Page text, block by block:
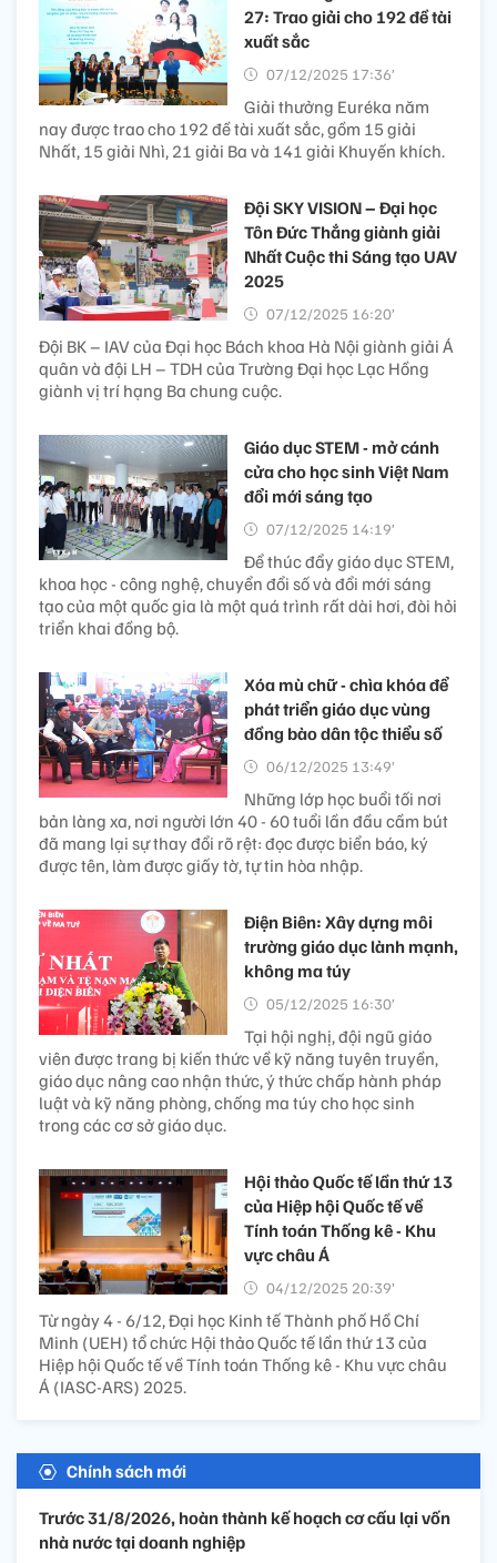
27: Trao giải cho 192 đề tài
xuất sắc
07/12/2025 17:36’
Giải thưởng Euréka năm
nay được trao cho 192 đề tài xuất sắc, gồm 15 giải
Nhất, 15 giải Nhì, 21 giải Ba và 141 giải Khuyến khích.
Đội SKY VISION – Đại học
Tôn Đức Thắng giành giải
Nhất Cuộc thi Sáng tạo UAV
2025
07/12/2025 16:20’
Đội BK – IAV của Đại học Bách khoa Hà Nội giành giải Á
quân và đội LH – TDH của Trường Đại học Lạc Hồng
giành vị trí hạng Ba chung cuộc.
Giáo dục STEM - mở cánh
cửa cho học sinh Việt Nam
đổi mới sáng tạo
07/12/2025 14:19’
Để thúc đẩy giáo dục STEM,
khoa học - công nghệ, chuyển đổi số và đổi mới sáng
tạo của một quốc gia là một quá trình rất dài hơi, đòi hỏi
triển khai đồng bộ.
Xóa mù chữ - chìa khóa để
phát triển giáo dục vùng
đồng bào dân tộc thiểu số
06/12/2025 13:49’
Những lớp học buổi tối nơi
bản làng xa, nơi người lớn 40 - 60 tuổi lần đầu cầm bút
đã mang lại sự thay đổi rõ rệt: đọc được biển báo, ký
được tên, làm được giấy tờ, tự tin hòa nhập.
Điện Biên: Xây dựng môi
trường giáo dục lành mạnh,
không ma túy
05/12/2025 16:30’
Tại hội nghị, đội ngũ giáo
viên được trang bị kiến thức về kỹ năng tuyên truyền,
giáo dục nâng cao nhận thức, ý thức chấp hành pháp
luật và kỹ năng phòng, chống ma túy cho học sinh
trong các cơ sở giáo dục.
Hội thảo Quốc tế lần thứ 13
của Hiệp hội Quốc tế về
Tính toán Thống kê - Khu
vực châu Á
04/12/2025 20:39’
Từ ngày 4 - 6/12, Đại học Kinh tế Thành phố Hồ Chí
Minh (UEH) tổ chức Hội thảo Quốc tế lần thứ 13 của
Hiệp hội Quốc tế về Tính toán Thống kê - Khu vực châu
Á (IASC-ARS) 2025.
Chính sách mới
Trước 31/8/2026, hoàn thành kế hoạch cơ cấu lại vốn
nhà nước tại doanh nghiệp